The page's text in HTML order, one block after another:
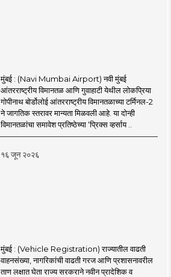
मुंबई : (Navi Mumbai Airport) नवी मुंबई
आंतरराष्ट्रीय विमानतळ आणि गुवाहाटी येथील लोकप्रिया
गोपीनाथ बोर्डोलोई आंतरराष्ट्रीय विमानतळाच्या टर्मिनल-2
ने जागतिक स्तरावर मान्यता मिळवली आहे. या दोन्ही
विमानतळांचा समावेश प्रतिष्ठेच्या ‘प्रिक्स व्हर्साय ..
१६ जून २०२६
मुंबई : (Vehicle Registration) राज्यातील वाढती
वाहनसंख्या, नागरिकांची वाढती गरज आणि प्रशासनावरील
ताण लक्षात घेता राज्य सरकराने नवीन प्रादेशिक व